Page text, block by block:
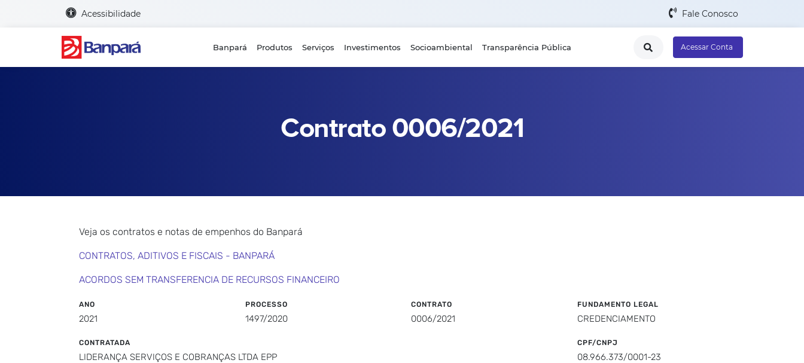
Acessibilidade Fale Conosco
Banpará Produtos Serviços Investimentos Socioambiental Transparência Pública Acessar Conta
Contrato 0006/2021
Veja os contratos e notas de empenhos do Banpará
CONTRATOS, ADITIVOS E FISCAIS - BANPARÁ
ACORDOS SEM TRANSFERENCIA DE RECURSOS FINANCEIRO
ANO
2021
PROCESSO
1497/2020
CONTRATO
0006/2021
FUNDAMENTO LEGAL
CREDENCIAMENTO
CONTRATADA
LIDERANÇA SERVIÇOS E COBRANÇAS LTDA EPP
CPF/CNPJ
08.966.373/0001-23